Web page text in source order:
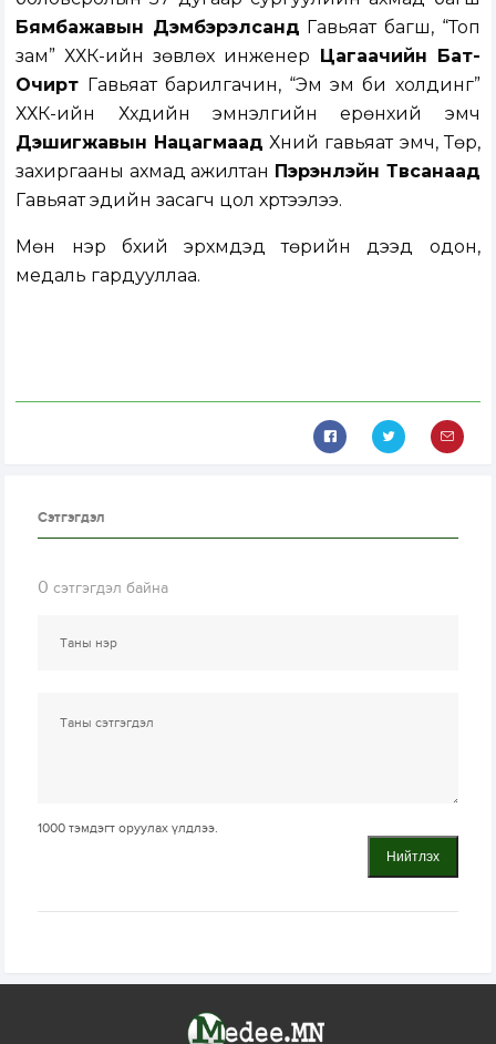
Бямбажавын Дэмбэрэлсанд Гавьяат багш, “Топ
зам” ХХК-ийн зөвлөх инженер
Цагаачийн Бат-
Очирт Гавьяат барилгачин, “Эм эм би холдинг”
ХХК-ийн Хүүхдийн эмнэлгийн ерөнхий эмч
Дэшигжавын Нацагмаад Хүний гавьяат эмч, Төр,
захиргааны ахмад ажилтан Пэрэнлэйн Төвсанаад
Гавьяат эдийн засагч цол хүртээлээ.
Мөн нэр бүхий эрхмүүдэд төрийн дээд одон,
медаль гардууллаа.
Сэтгэгдэл
0 сэтгэгдэл байна
1000 тэмдэгт оруулах үлдлээ.
Нийтлэх